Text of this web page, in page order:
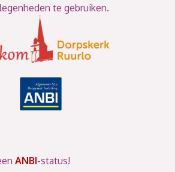
te gebruiken.
ANBI-status!